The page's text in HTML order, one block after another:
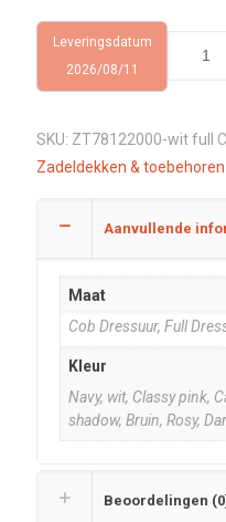
Leveringsdatum
2026/08/11
SKU: ZT78122000-wit full
Zadeldekken & toebehoren
Aanvullende
Maat
Cob Dressuur, Full
Kleur
Navy, wit, Classy pink,
shadow, Bruin, Rosy,
Beoordelingen